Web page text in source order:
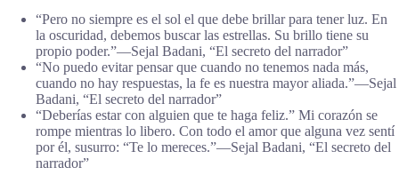
“Pero no siempre es el sol el que debe brillar para tener luz. En
la oscuridad, debemos buscar las estrellas. Su brillo tiene su
propio poder.”―Sejal Badani, “El secreto del narrador”
“No puedo evitar pensar que cuando no tenemos nada más,
cuando no hay respuestas, la fe es nuestra mayor aliada.”―Sejal
Badani, “El secreto del narrador”
“Deberías estar con alguien que te haga feliz.” Mi corazón se
rompe mientras lo libero. Con todo el amor que alguna vez sentí
por él, susurro: “Te lo mereces.”―Sejal Badani, “El secreto del
narrador”